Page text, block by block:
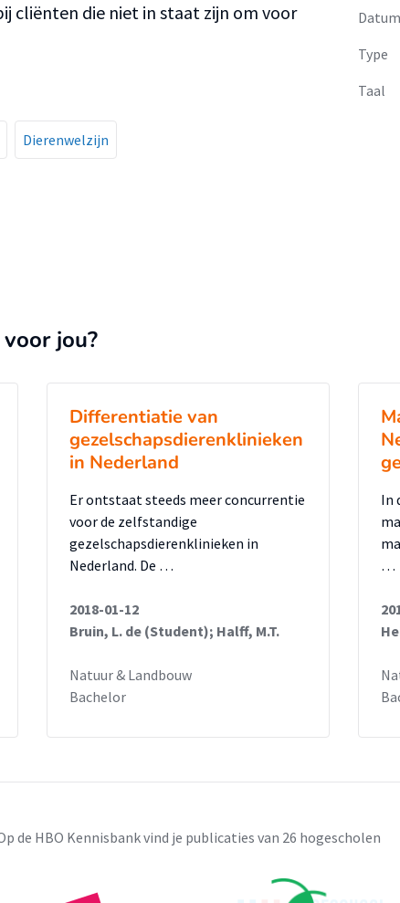
cliënten die niet in staat zijn om voor
Dierenwelzijn
Datum
Type
Taal
jou?
Differentiatie van
gezelschapsdierenklinieken
in Nederland
Er ontstaat steeds meer concurrentie
voor de zelfstandige
gezelschapsdierenklinieken in
Nederland. De …
2018-01-12
Bruin, L. de (Student); Halff, M.T.
Natuur & Landbouw
Bachelor
In
…
de HBO Kennisbank vind je publicaties van 26 hogescholen